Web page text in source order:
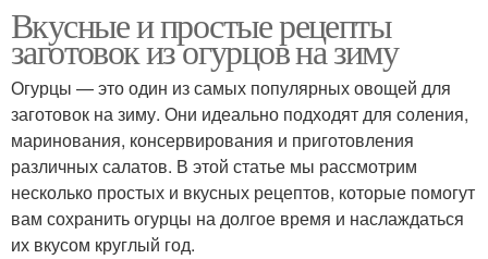
Вкусные и простые рецепты
заготовок из огурцов на зиму
Огурцы — это один из самых популярных овощей для
заготовок на зиму. Они идеально подходят для соления,
маринования, консервирования и приготовления
различных салатов. В этой статье мы рассмотрим
несколько простых и вкусных рецептов, которые помогут
вам сохранить огурцы на долгое время и наслаждаться
их вкусом круглый год.